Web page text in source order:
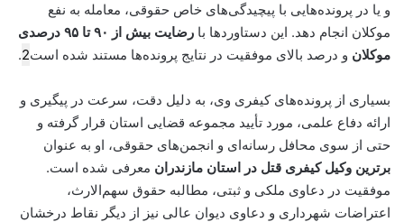
و یا در پرونده‌هایی با پیچیدگی‌های خاص حقوقی، معامله به نفع
موکلان انجام دهد. این دستاوردها با
رضایت بیش از ۹۰ تا ۹۵ درصدی
موکلان و درصد بالای موفقیت در نتایج پرونده‌ها مستند شده است2
.
بسیاری از پرونده‌های کیفری وی، به دلیل دقت، سرعت در پیگیری و
ارائه دفاع علمی، مورد تأیید مجموعه قضایی استان قرار گرفته و
حتی از سوی محافل رسانه‌ای و انجمن‌های حقوقی، او به عنوان
برترین وکیل کیفری قتل در استان مازندران معرفی شده است.
موفقیت در دعاوی ملکی و ثبتی، مطالبه حقوق سهم‌الارث،
اعتراضات شهرداری و دعاوی دیوان عالی نیز از دیگر نقاط درخشان